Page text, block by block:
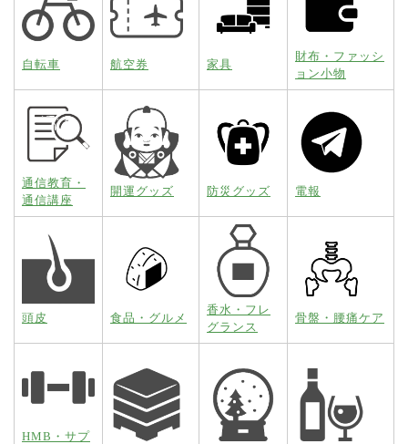
自転車 航空券 家具
財布・ファッシ
ョン小物
通信教育・
通信講座
開運グッズ 防災グッズ 電報
頭皮 食品・グルメ
香水・フレ
グランス
骨盤・腰痛ケア
HMB・サプ